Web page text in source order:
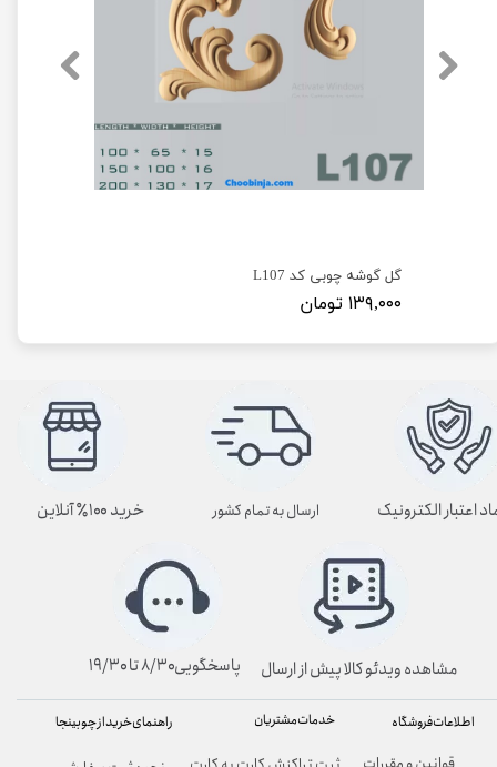
گل گوشه چوبی کد L107
۱۳۹,۰۰۰ تومان
راهنمای خرید از چوبینجا خدمات مشتریان اطلاعات فروشگاه
ارسال به تمام کشور
پاسخگویی۸/۳۰ تا ۱۹/۳۰
اعتبار الکترونیک خرید ۱۰۰٪ آنلاین
مشاهده ویدئو کالا پیش از ارسال